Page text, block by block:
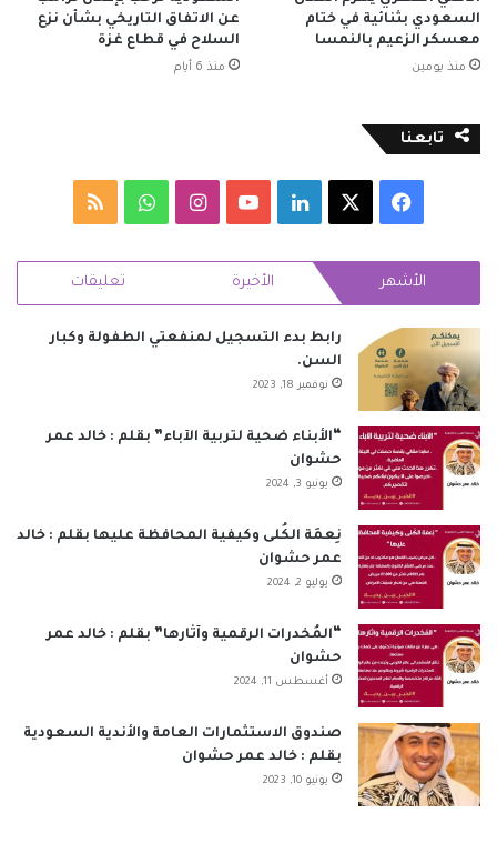
السعودي بثنائية في ختام
معسكر الزعيم بالنمسا
منذ يومين
عن الاتفاق التاريخي بشأن نزع
السلاح في قطاع غزة
منذ 6 أيام
تابعنا
فيسبوك لينكدإن‫YouTubeانستقرامواتسابملخص
RSS الأشهر الأخيرة تعليقات
رابط بدء التسجيل لمنفعتي الطفولة وكبار
السن.
نوفمبر 18, 2023
“الأبناء ضحية لتربية الآباء” بقلم : خالد عمر
حشوان
يونيو 3, 2024
نِعمَة الكُلى وكيفية المحافظة عليها بقلم : خالد
عمر حشوان
يوليو 2, 2024
“المُخدرات الرقمية وآثارها” بقلم : خالد عمر
حشوان
أغسطس 11, 2024
صندوق الاستثمارات العامة والأندية السعودية
بقلم : خالد عمر حشوان
يونيو 10, 2023